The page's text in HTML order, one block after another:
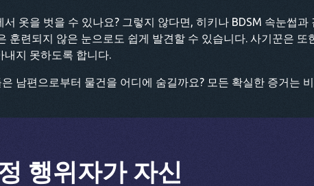
서 옷을 벗을 수 있나요? 그렇지 않다면, 히키나 BDSM 속눈썹
훈련되지 않은 눈으로도 쉽게 발견할 수 있습니다. 사기꾼은
내지 못하도록 합니다.
남편으로부터 물건을 어디에 숨길까요? 모든 확실한 증거는
행위자가 자신